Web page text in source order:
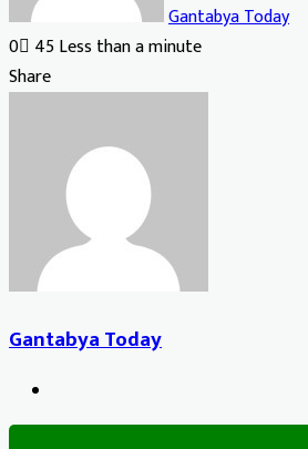
Gantabya Today
0 45Less than a minute
Facebook
X
LinkedIn
Tumblr
Pinterest
Reddit
VKontakte
Odnoklassniki
Pocket
Share
Gantabya Today